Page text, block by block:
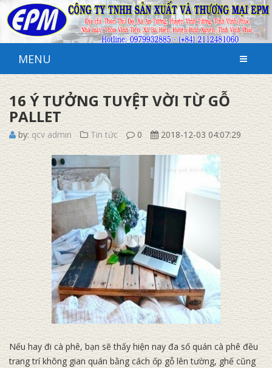
MENU
16 Ý TƯỞNG TUYỆT VỜI TỪ GỖ
PALLET
by:qcv admin Tin tức 0 2018-12-03 04:07:29
Nếu hay đi cà phê, bạn sẽ thấy hiện nay đa số quán cà phê đều
trang trí không gian quán bằng cách ốp gỗ lên tường, ghế cũng